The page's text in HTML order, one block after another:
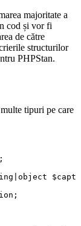
majoritate a
cod și vor fi
de către
structurilor
PHPStan.
tipuri pe care